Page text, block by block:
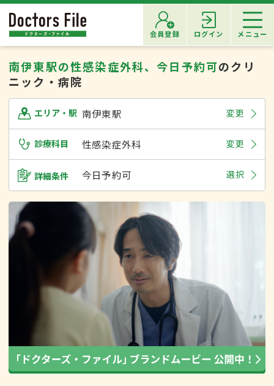
会員登録 ログイン メニュー
南伊東駅の性感染症外科、今日予約可のクリ
ニック・病院
エリア・駅 南伊東駅 変更
診療科目 性感染症外科 変更
詳細条件 今日予約可 選択